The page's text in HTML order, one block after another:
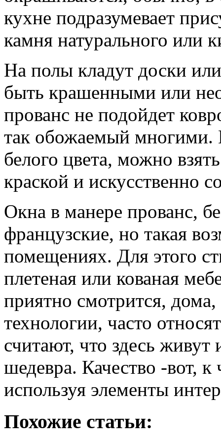
кухне подразумевает
камня натурального или
На полы кладут доски
быть крашенными или
прованс не подойдет
так обожаемый многими.
белого цвета, можно
краской и искусственно
Окна в манере прованс,
французские, но такая
помещениях. Для этого
плетеная или кованая
приятно смотрится,
технологии, часто
считают, что здесь
шедевра. Качество -вот, к
используя элементы
Похожие статьи: